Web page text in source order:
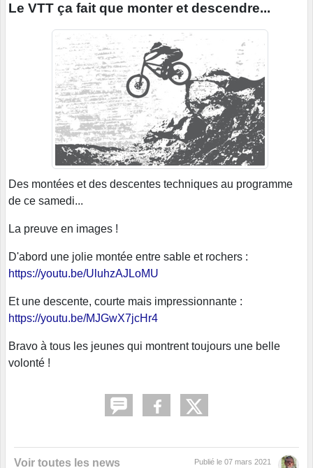
Le VTT ça fait que monter et descendre...
Des montées et des descentes techniques au programme
de ce samedi...
La preuve en images !
D'abord une jolie montée entre sable et rochers :
https://youtu.be/UluhzAJLoMU
Et une descente, courte mais impressionnante :
https://youtu.be/MJGwX7jcHr4
Bravo à tous les jeunes qui montrent toujours une belle
volonté !
Voir toutes les news Publié le 07 mars 2021